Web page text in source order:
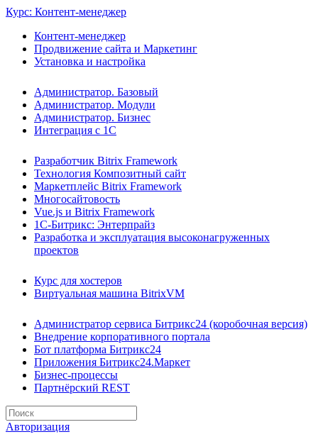
Курс: Контент-менеджер
Контент-менеджер
Продвижение сайта и Маркетинг
Установка и настройка
Администратор. Базовый
Администратор. Модули
Администратор. Бизнес
Интеграция с 1С
Разработчик Bitrix Framework
Технология Композитный сайт
Маркетплейс Bitrix Framework
Многосайтовость
Vue.js и Bitrix Framework
1С-Битрикс: Энтерпрайз
Разработка и эксплуатация высоконагруженных
проектов
Курс для хостеров
Виртуальная машина BitrixVM
Администратор сервиса Битрикс24 (коробочная версия)
Внедрение корпоративного портала
Бот платформа Битрикс24
Приложения Битрикс24.Маркет
Бизнес-процессы
Партнёрский REST
Авторизация